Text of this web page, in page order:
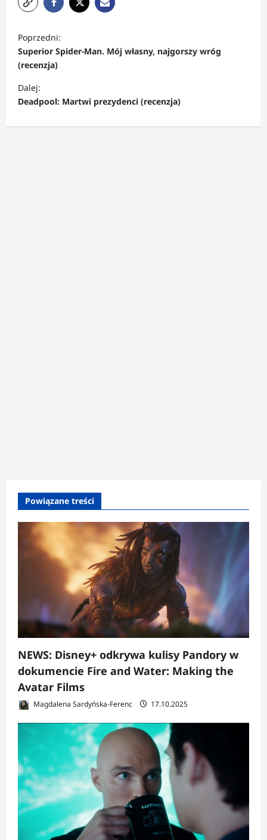
o
b
a
c
z
Poprzedni:
Superior Spider-Man. Mój własny, najgorszy wróg
(recenzja)
Dalej:
Deadpool: Martwi prezydenci (recenzja)
Powiązane treści
NEWS: Disney+ odkrywa kulisy Pandory w
dokumencie Fire and Water: Making the
Avatar Films
Magdalena Sardyńska-Ferenc 17.10.2025